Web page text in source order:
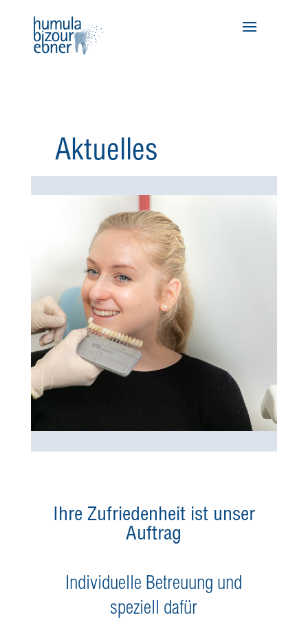
Aktuelles
Ihre Zufriedenheit ist unser
Auftrag
Individuelle Betreuung und
speziell dafür